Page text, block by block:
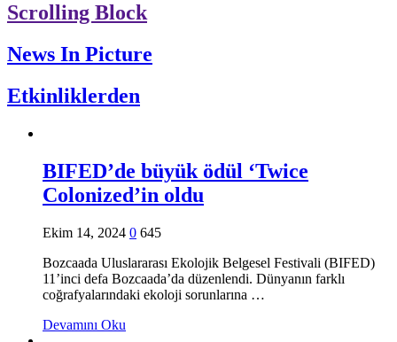
Scrolling Block
News In Picture
Etkinliklerden
BIFED’de büyük ödül ‘Twice
Colonized’in oldu
Ekim 14, 2024 0 645
Bozcaada Uluslararası Ekolojik Belgesel Festivali (BIFED)
11’inci defa Bozcaada’da düzenlendi. Dünyanın farklı
coğrafyalarındaki ekoloji sorunlarına …
Devamını Oku